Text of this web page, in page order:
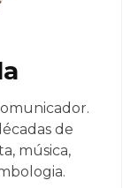
de
música,